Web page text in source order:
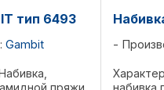
тип 6493
Gambit